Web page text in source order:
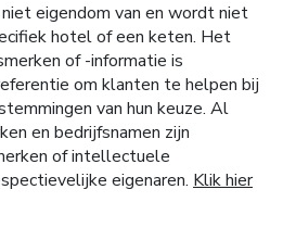
eigendom van en wordt niet
hotel of een keten. Het
of -informatie is
om klanten te helpen bij
van hun keuze. Al
en bedrijfsnamen zijn
of intellectuele
eigenaren. Klik hier